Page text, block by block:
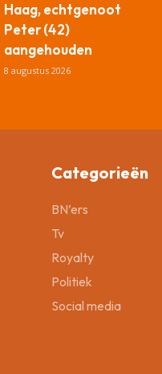
Haag, echtgenoot
Peter (42)
aangehouden
8 augustus 2026
Categorieën
BN’ers
Tv
Royalty
Politiek
Social media